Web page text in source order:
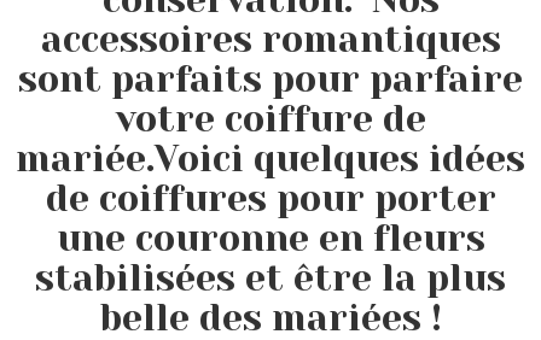
accessoires romantiques
sont parfaits pour parfaire
votre coiffure de
mariée.Voici quelques idées
de coiffures pour porter
une couronne en fleurs
stabilisées et être la plus
belle des mariées !